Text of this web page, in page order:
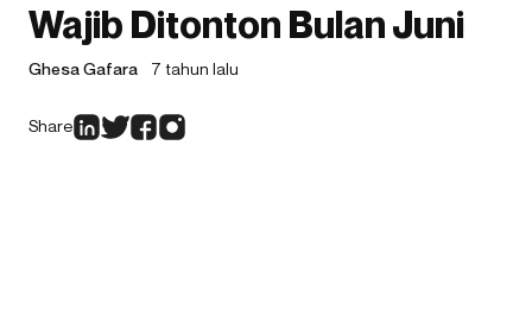
Wajib Ditonton Bulan Juni
Ghesa Gafara 7 tahun lalu
Share